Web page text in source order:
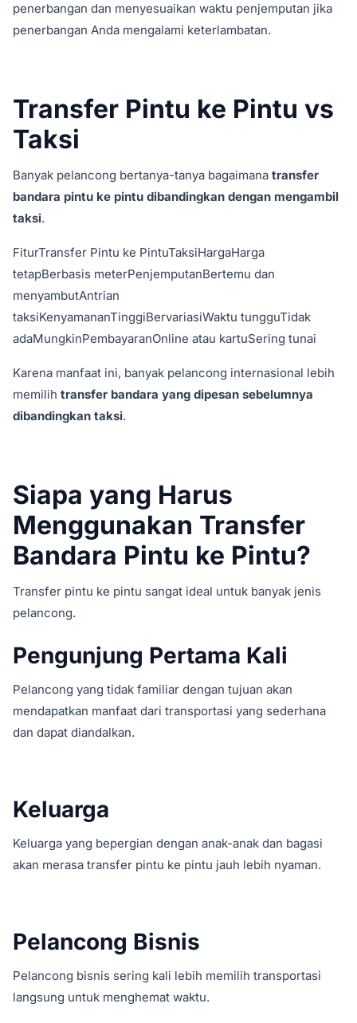
penerbangan dan menyesuaikan waktu penjemputan jika
penerbangan Anda mengalami keterlambatan.
Transfer Pintu ke Pintu vs
Taksi
Banyak pelancong bertanya-tanya bagaimana transfer
bandara pintu ke pintu dibandingkan dengan mengambil
taksi.
FiturTransfer Pintu ke PintuTaksiHargaHarga
tetapBerbasis meterPenjemputanBertemu dan
menyambutAntrian
taksiKenyamananTinggiBervariasiWaktu tungguTidak
adaMungkinPembayaranOnline atau kartuSering tunai
Karena manfaat ini, banyak pelancong internasional lebih
memilih transfer bandara yang dipesan sebelumnya
dibandingkan taksi.
Siapa yang Harus
Menggunakan Transfer
Bandara Pintu ke Pintu?
Transfer pintu ke pintu sangat ideal untuk banyak jenis
pelancong.
Pengunjung Pertama Kali
Pelancong yang tidak familiar dengan tujuan akan
mendapatkan manfaat dari transportasi yang sederhana
dan dapat diandalkan.
Keluarga
Keluarga yang bepergian dengan anak-anak dan bagasi
akan merasa transfer pintu ke pintu jauh lebih nyaman.
Pelancong Bisnis
Pelancong bisnis sering kali lebih memilih transportasi
langsung untuk menghemat waktu.